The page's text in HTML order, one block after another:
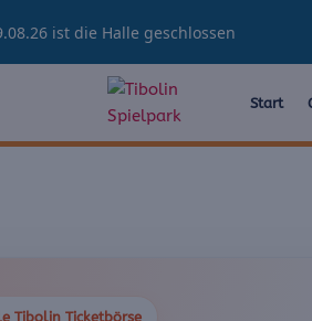
ist die Halle geschlossen
Start
Tibolin Ticketbörse